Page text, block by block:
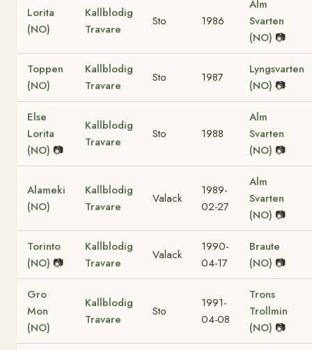
Lorita
(NO)
Kallblodig
Travare
Sto 1986
Alm
Svarten
(NO) 📷
Toppen
(NO)
Kallblodig
Travare
Sto 1987
Lyngsvarten
(NO) 📷
Else
Lorita
(NO) 📷
Kallblodig
Travare
Sto 1988
Alm
Svarten
(NO) 📷
Alameki
(NO)
Kallblodig
Travare
Valack
1989-
02-27
Alm
Svarten
(NO) 📷
Torinto
(NO) 📷
Kallblodig
Travare
Valack
1990-
04-17
Braute
(NO) 📷
Gro
Mon
(NO)
Kallblodig
Travare
Sto
1991-
04-08
Trons
Trollmin
(NO) 📷